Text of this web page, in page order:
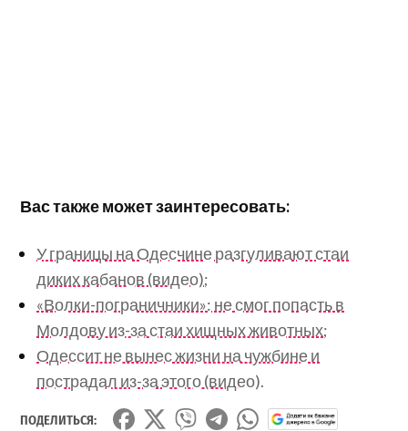
Вас также может заинтересовать:
У границы на Одесчине разгуливают стаи
диких кабанов (видео);
«Волки-пограничники»: не смог попасть в
Молдову из-за стаи хищных животных;
Одессит не вынес жизни на чужбине и
пострадал из-за этого (видео).
ПОДЕЛИТЬСЯ: